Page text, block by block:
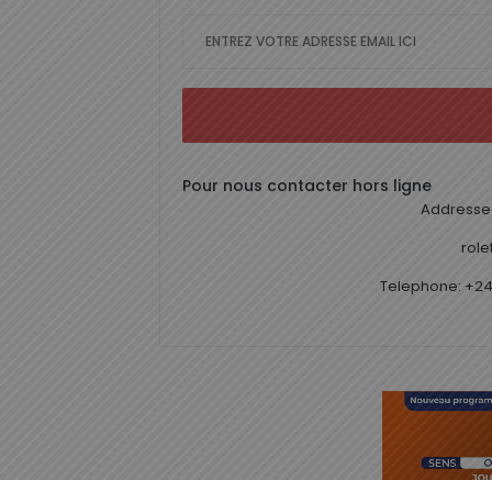
Pour nous contacter hors ligne
Telephone: